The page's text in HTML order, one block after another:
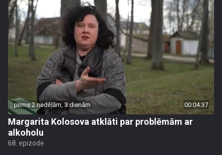
pirms 2 nedēļām, 3 dienām 00:04:37
Margarita Kolosova atklāti par problēmām ar
alkoholu
68. epizode